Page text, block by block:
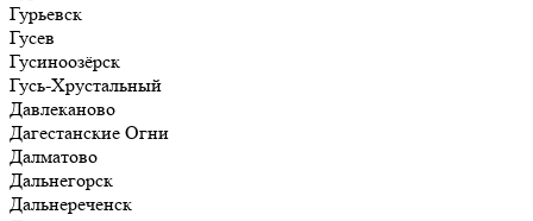
Гурьевск
Гусев
Гусиноозёрск
Гусь-Хрустальный
Давлеканово
Дагестанские Огни
Далматово
Дальнегорск
Дальнереченск